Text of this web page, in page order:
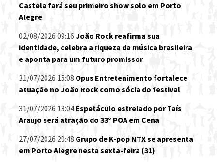
Castela fará seu primeiro show solo em Porto
Alegre
02/08/2026 09:16 João Rock reafirma sua
identidade, celebra a riqueza da música brasileira
e aponta para um futuro promissor
31/07/2026 15:08 Opus Entretenimento fortalece
atuação no João Rock como sócia do festival
31/07/2026 13:04 Espetáculo estrelado por Taís
Araujo será atração do 33º POA em Cena
27/07/2026 20:48 Grupo de K-pop NTX se apresenta
em Porto Alegre nesta sexta-feira (31)